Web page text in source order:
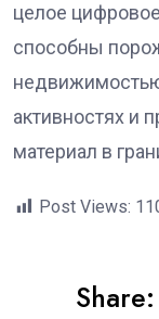
целое
способны
активностях и
материал в
Post Views:
Share: